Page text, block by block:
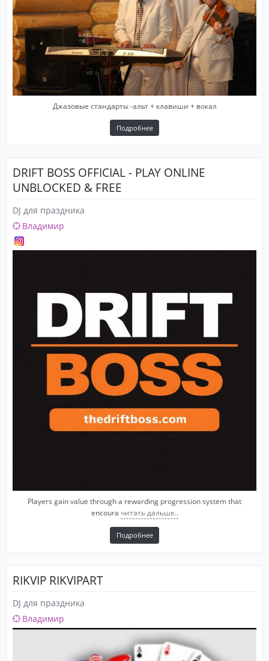
Джазовые стандарты -альт + клавиши + вокал
Подробнее
DRIFT BOSS OFFICIAL - PLAY ONLINE
UNBLOCKED & FREE
DJ для праздника
Владимир
Players gain value through a rewarding progression system that
encoura читать дальше..
Подробнее
RIKVIP RIKVIPART
DJ для праздника
Владимир